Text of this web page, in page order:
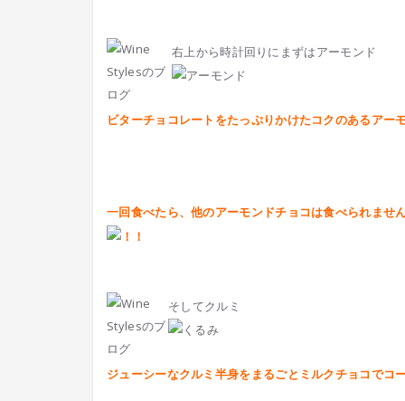
右上から時計回りにまずはアーモンド
ビターチョコレートをたっぷりかけたコクのあるアー
一回食べたら、他のアーモンドチョコは食べられませ
そしてクルミ
ジューシーなクルミ半身をまるごとミルクチョコでコ